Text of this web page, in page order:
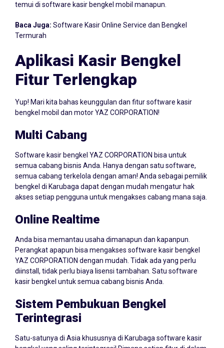
temui di software kasir bengkel mobil manapun.
Baca Juga: Software Kasir Online Service dan Bengkel
Termurah
Aplikasi Kasir Bengkel
Fitur Terlengkap
Yup! Mari kita bahas keunggulan dan fitur software kasir
bengkel mobil dan motor YAZ CORPORATION!
Multi Cabang
Software kasir bengkel YAZ CORPORATION bisa untuk
semua cabang bisnis Anda. Hanya dengan satu software,
semua cabang terkelola dengan aman! Anda sebagai pemilik
bengkel di Karubaga dapat dengan mudah mengatur hak
akses setiap pengguna untuk mengakses cabang mana saja.
Online Realtime
Anda bisa memantau usaha dimanapun dan kapanpun.
Perangkat apapun bisa mengakses software kasir bengkel
YAZ CORPORATION dengan mudah. Tidak ada yang perlu
diinstall, tidak perlu biaya lisensi tambahan. Satu software
kasir bengkel untuk semua cabang bisnis Anda.
Sistem Pembukuan Bengkel
Terintegrasi
Satu-satunya di Asia khususnya di Karubaga software kasir